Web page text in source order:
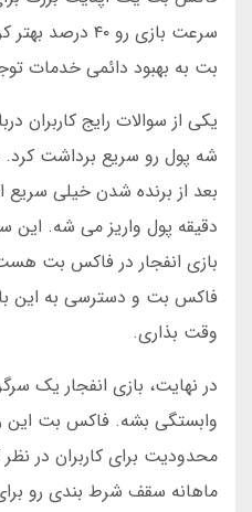
سرعت بازی رو
بت به بهبود دائمی خدمات
یکی از سوالات رایج کاربران
شه پول رو سریع برداشت
دقیقه پول واریز می شه. این
بازی انفجار در فاکس بت
فاکس بت و دسترسی به این
وقت بذاری.
در نهایت، بازی انفجار یک
وابستگی بشه. فاکس بت این
محدودیت برای کاربران در نظر
ماهانه سقف شرط بندی رو